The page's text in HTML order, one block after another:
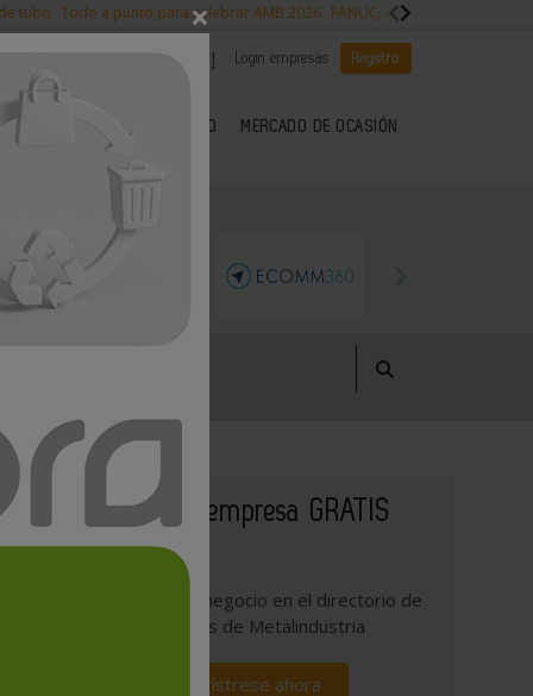
tubo Todo a punto para celebrar AMB 2026 FANUC, colaboración con
Es noticia | CANAL EMPLEO | Login empresas Registro
SECTOR DEL METAL KIOSCO MERCADO DE OCASIÓN
Publique su empresa GRATIS
Promocione su negocio en el directorio de
empresas de Metalindustria
Regístrese ahora
×